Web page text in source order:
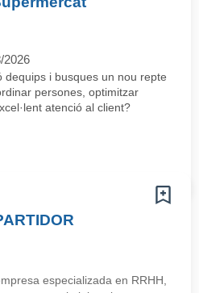
2026
dequips i busques un nou repte
persones, optimitzar
atenció al client?
especializada en RRHH,